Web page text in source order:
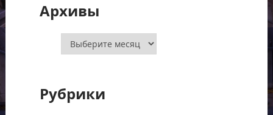
Архивы
Архивы
Рубрики